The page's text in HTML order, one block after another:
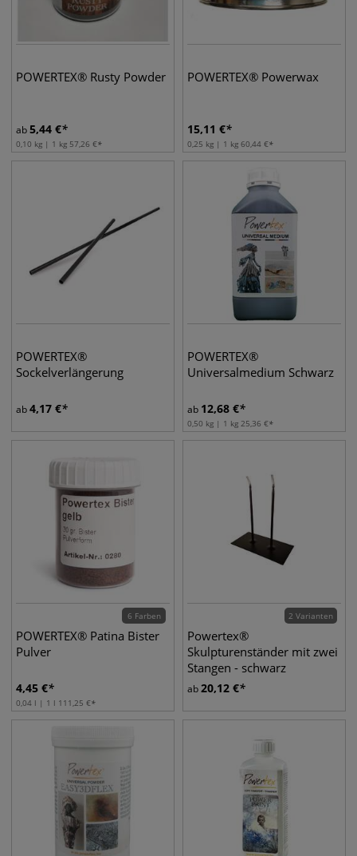
POWERTEX® Rusty Powder
ab5,44 €
0,10 kg | 1 kg 57,26 €
POWERTEX® Powerwax
15,11 €
0,25 kg | 1 kg 60,44 €
POWERTEX®
Sockelverlängerung
ab4,17 €
POWERTEX®
Universalmedium Schwarz
ab 12,68 €
0,50 kg | 1 kg 25,36 €
6 Farben
POWERTEX® Patina Bister
Pulver
4,45 €
0,04 l | 1 l 111,25 €
2 Varianten
Powertex®
Skulpturenständer mit zwei
Stangen - schwarz
ab20,12 €